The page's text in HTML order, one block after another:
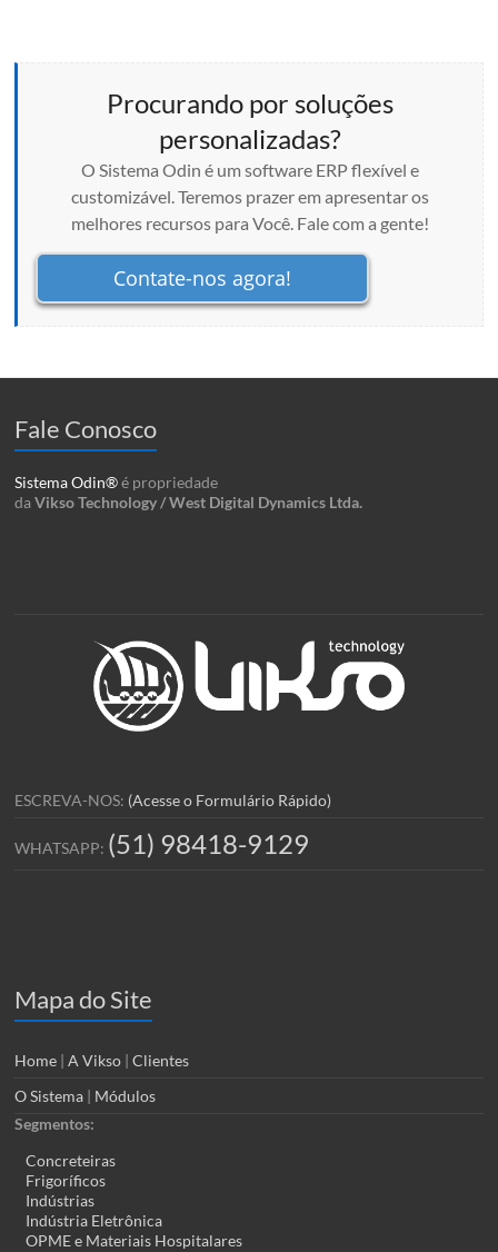
Procurando por soluções
personalizadas?
O Sistema Odin é um software ERP flexível e
customizável. Teremos prazer em apresentar os
melhores recursos para Você. Fale com a gente!
Contate-nos agora!
Fale Conosco
Sistema Odin®é propriedade
daVikso Technology / West Digital Dynamics Ltda.
ESCREVA-NOS: (Acesse o Formulário Rápido)
WHATSAPP: (51) 98418-9129
Mapa do Site
Home |A Vikso |Clientes
O Sistema | Módulos
Segmentos:
Concreteiras
Frigoríficos
Indústrias
Indústria Eletrônica
OPME e Materiais Hospitalares